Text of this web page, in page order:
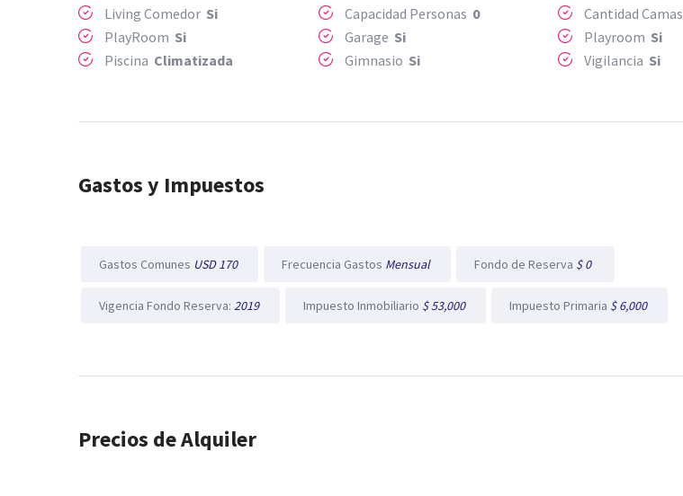
Living Comedor Si Capacidad Personas 0 Cantidad Camas
PlayRoom Si Garage Si Playroom Si
Piscina Climatizada Gimnasio Si Vigilancia Si
Gastos y Impuestos
Gastos Comunes USD 170 Frecuencia Gastos Mensual Fondo de Reserva $ 0
Vigencia Fondo Reserva: 2019 Impuesto Inmobiliario $ 53,000 Impuesto Primaria $ 6,000
Precios de Alquiler